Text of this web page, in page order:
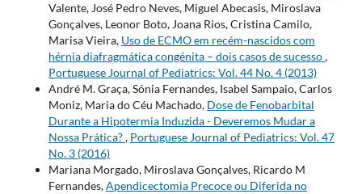
Valente, José Pedro Neves, Miguel Abecasis, Miroslava
Gonçalves, Leonor Boto, Joana Rios, Cristina Camilo,
Marisa Vieira, Uso de ECMO em recém-nascidos com
hérnia diafragmática congénita – dois casos de sucesso,
Portuguese Journal of Pediatrics: Vol. 44 No. 4 (2013)
André M. Graça, Sónia Fernandes, Isabel Sampaio, Carlos
Moniz, Maria do Céu Machado, Dose de Fenobarbital
Durante a Hipotermia Induzida - Deveremos Mudar a
Nossa Prática?, Portuguese Journal of Pediatrics: Vol. 47
No. 3 (2016)
Mariana Morgado, Miroslava Gonçalves, Ricardo M
Fernandes,Apendicectomia Precoce ou Diferida no